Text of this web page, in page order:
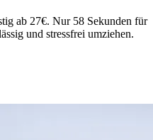
ab 27€. Nur 58 Sekunden für
und stressfrei umziehen.